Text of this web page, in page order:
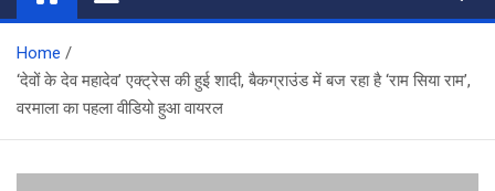
Home
‘देवों के देव महादेव’ एक्ट्रेस की हुई शादी, बैकग्राउंड में बज रहा है ‘राम सिया राम’,
वरमाला का पहला वीडियो हुआ वायरल